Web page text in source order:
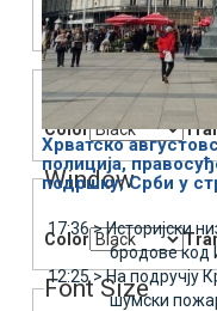
Color
Background
Color
Window
Color
Font Size
Хрватско
полиција,
подршку; Срби у
17:36 >Историјски
бродове код
12:25 >На подручју
шумски